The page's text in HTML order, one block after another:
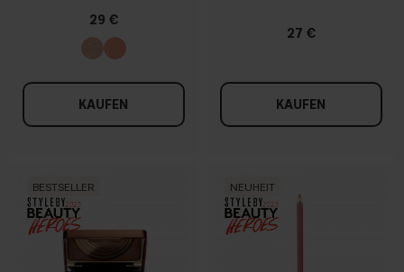
29 €
KAUFEN
27 €
KAUFEN
BESTSELLER NEUHEIT